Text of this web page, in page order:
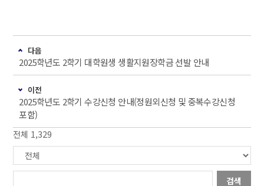
다음
2025학년도 2학기 대학원생 생활지원장학금 선발 안내
이전
2025학년도 2학기 수강신청 안내(정원외신청 및 중복수강신청
포함)
전체 1,329
검색